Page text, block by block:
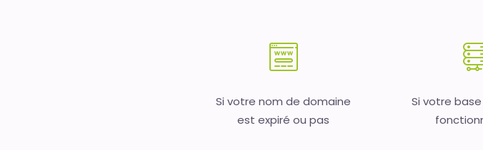
Si votre nom de domaine
est expiré ou pas
Si votre